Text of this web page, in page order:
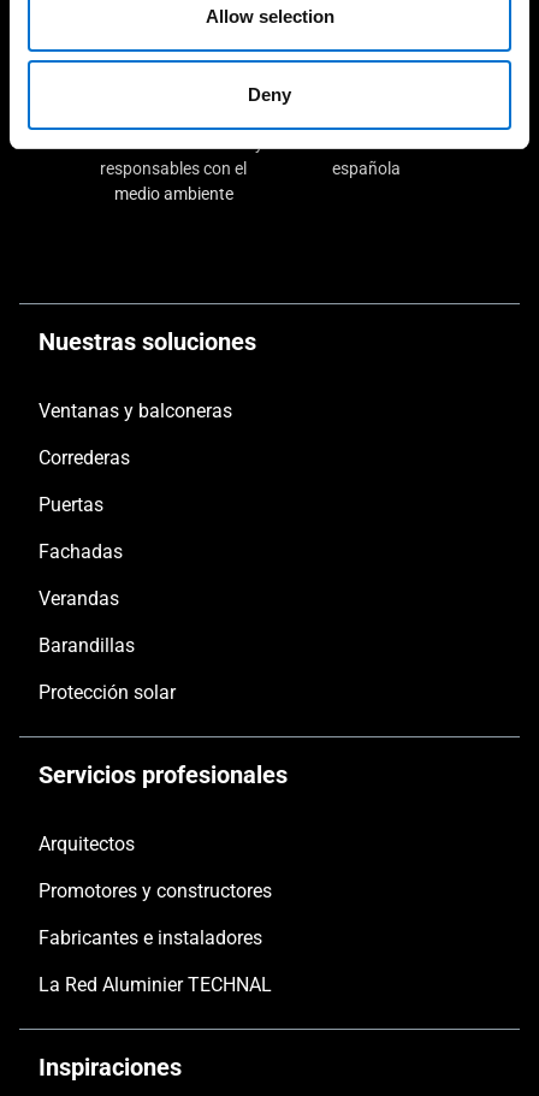
Allow selection
Deny
responsables con el
medio ambiente
española
Nuestras soluciones
Ventanas y balconeras
Correderas
Puertas
Fachadas
Verandas
Barandillas
Protección solar
Servicios profesionales
Arquitectos
Promotores y constructores
Fabricantes e instaladores
La Red Aluminier TECHNAL
Inspiraciones